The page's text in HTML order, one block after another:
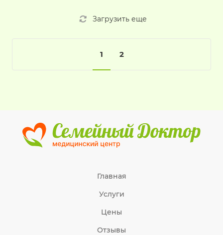
Загрузить еще
1 2
Главная
Услуги
Цены
Отзывы